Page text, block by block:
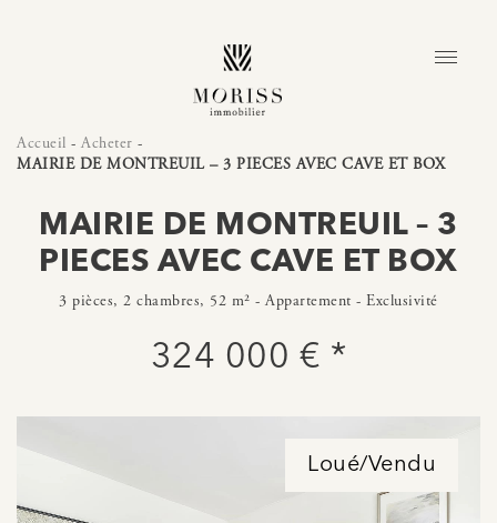
Accueil - Acheter -
MAIRIE DE MONTREUIL – 3 PIECES AVEC CAVE ET BOX
MAIRIE DE MONTREUIL – 3
PIECES AVEC CAVE ET BOX
3 pièces, 2 chambres, 52 m² - Appartement - Exclusivité
324 000 € *
Loué/Vendu